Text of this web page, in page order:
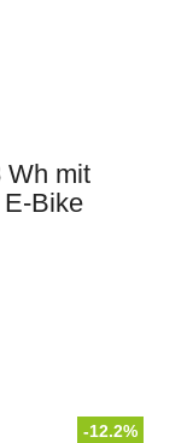
Wh mit
Bike
-12.2%